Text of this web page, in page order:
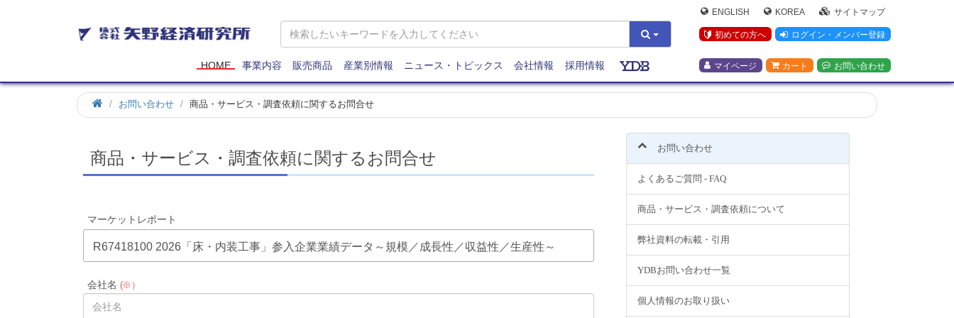
矢
野
研
究
所
ENGLISH KOREA サイトマップ
初めての方へ ログイン・メンバー登録
マイページ カート お問い合わせ
HOME 事業内容 販売商品 産業別情報 ニュース・トピックス 会社情報 採用情報
お問い合わせ 商品・サービス・調査依頼に関するお問合せ
商品・サービス・調査依頼に関するお問合せ
マーケットレポート
R67418100 2026「床・内装工事」参入企業業績データ～規模／成長性／収益性／生産性～
会社名 (※）
お問い合わせ
よくあるご質問 - FAQ
商品・サービス・調査依頼について
弊社資料の転載・引用
YDBお問い合わせ一覧
個人情報のお取り扱い